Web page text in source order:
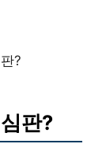
?
판?